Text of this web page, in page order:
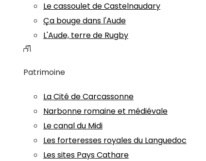
Le cassoulet de Castelnaudary
Ça bouge dans l'Aude
L'Aude, terre de Rugby
Patrimoine
La Cité de Carcassonne
Narbonne romaine et médiévale
Le canal du Midi
Les forteresses royales du Languedoc
Les sites Pays Cathare